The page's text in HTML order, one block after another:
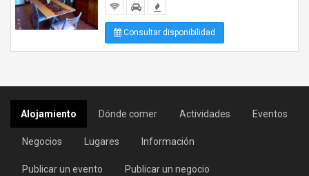
Consultar disponibilidad
Alojamiento Dónde comer Actividades Eventos
Negocios Lugares Información
Publicar un evento Publicar un negocio